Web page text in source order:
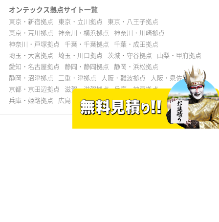
オンテックス拠点サイト一覧
東京・新宿拠点 東京・立川拠点
東京・八王子拠点
東京・荒川拠点 神奈川・横浜拠点 神奈川・川崎拠点
神奈川・戸塚拠点
千葉・千葉拠点
千葉・成田拠点
埼玉・大宮拠点
埼玉・川口拠点 茨城・守谷拠点
山梨・甲府拠点
愛知・名古屋拠点
静岡・静岡拠点
静岡・浜松拠点
静岡・沼津拠点
三重・津拠点 大阪・難波拠点
大阪・泉佐野拠点
京都・京田辺拠点 滋賀・滋賀拠点 兵庫・神戸拠点
兵庫・姫路拠点
広島・広島拠点 山口・下関拠点 福岡・福岡拠点